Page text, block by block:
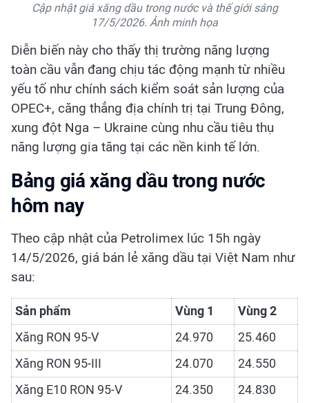
Cập nhật giá xăng dầu trong nước và thế giới sáng
17/5/2026. Ảnh minh họa
Diễn biến này cho thấy thị trường năng lượng
toàn cầu vẫn đang chịu tác động mạnh từ nhiều
yếu tố như chính sách kiểm soát sản lượng của
OPEC+, căng thẳng địa chính trị tại Trung Đông,
xung đột Nga – Ukraine cùng nhu cầu tiêu thụ
năng lượng gia tăng tại các nền kinh tế lớn.
Bảng giá xăng dầu trong nước
hôm nay
Theo cập nhật của Petrolimex lúc 15h ngày
14/5/2026, giá bán lẻ xăng dầu tại Việt Nam như
sau:
Sản phẩm Vùng 1
Vùng 2
Xăng RON 95-V
24.970
25.460
Xăng RON 95-III
24.070
24.550
Xăng E10 RON 95-V
24.350
24.830